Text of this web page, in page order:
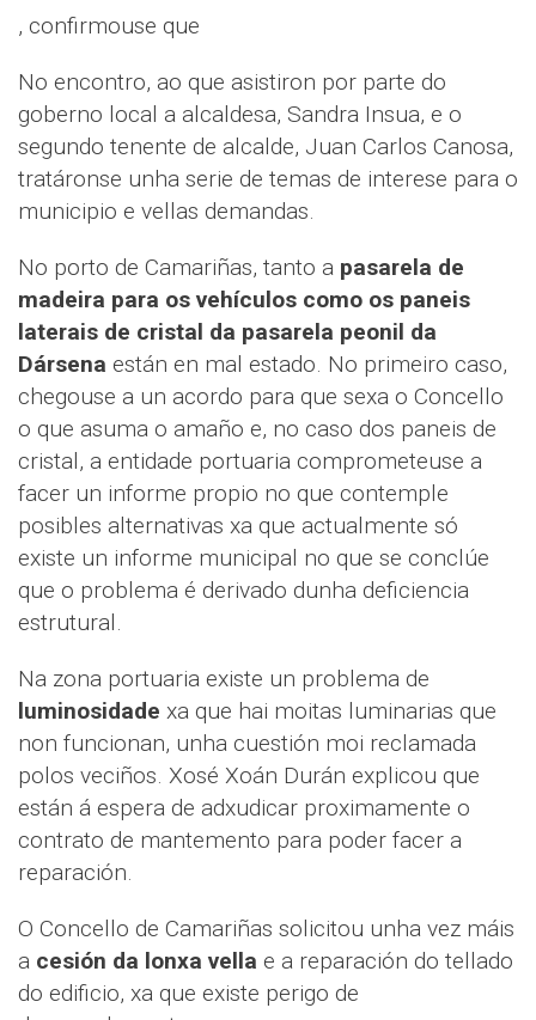
, confirmouse que
No encontro, ao que asistiron por parte do
goberno local a alcaldesa, Sandra Insua, e o
segundo tenente de alcalde, Juan Carlos Canosa,
tratáronse unha serie de temas de interese para o
municipio e vellas demandas.
No porto de Camariñas, tanto a pasarela de
madeira para os vehículos como os paneis
laterais de cristal da pasarela peonil da
Dársena están en mal estado. No primeiro caso,
chegouse a un acordo para que sexa o Concello
o que asuma o amaño e, no caso dos paneis de
cristal, a entidade portuaria comprometeuse a
facer un informe propio no que contemple
posibles alternativas xa que actualmente só
existe un informe municipal no que se conclúe
que o problema é derivado dunha deficiencia
estrutural.
Na zona portuaria existe un problema de
luminosidade xa que hai moitas luminarias que
non funcionan, unha cuestión moi reclamada
polos veciños. Xosé Xoán Durán explicou que
están á espera de adxudicar proximamente o
contrato de mantemento para poder facer a
reparación.
O Concello de Camariñas solicitou unha vez máis
a cesión da lonxa vella e a reparación do tellado
do edificio, xa que existe perigo de